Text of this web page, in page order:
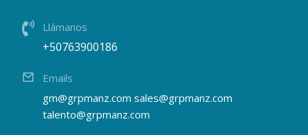
Llámanos
+50763900186
Emails
gm@grpmanz.com sales@grpmanz.com
talento@grpmanz.com